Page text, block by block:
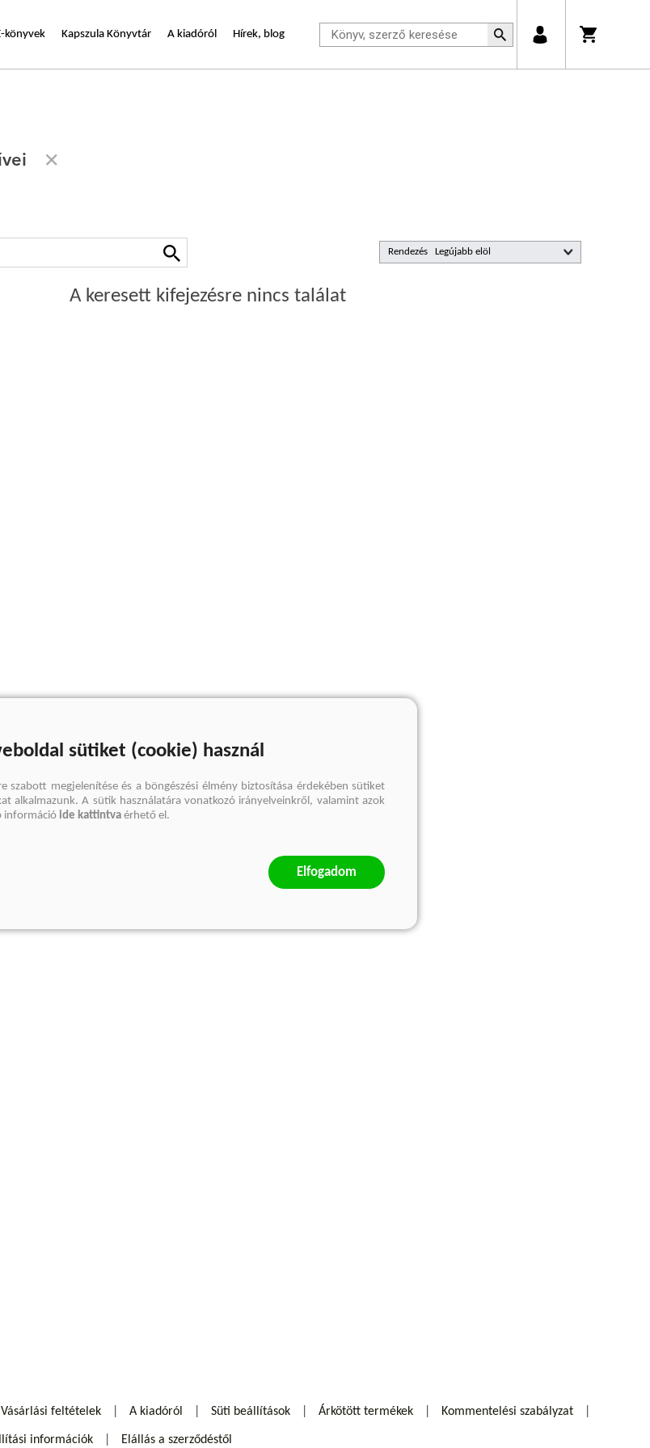
könyvek Kapszula Könyvtár A kiadóról Hírek, blog
Rendezés
A keresett kifejezésre nincs találat
Vásárlási feltételek A kiadóról Süti beállítások Árkötött termékek Kommentelési szabályzat
információk Elállás a szerződéstől
sütiket (cookie) használ
szabott megjelenítése és a böngészési élmény biztosítása érdekében sütiket
alkalmazunk. A sütik használatára vonatkozó irányelveinkről, valamint azok
információ ide kattintva érhető el.
Elfogadom